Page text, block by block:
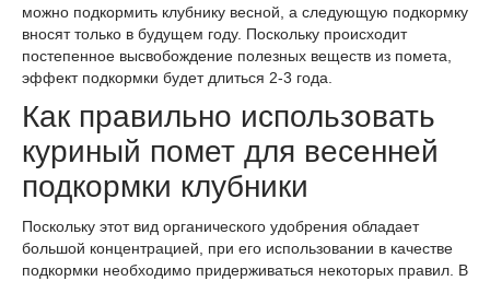
можно подкормить клубнику весной, а следующую подкормку
вносят только в будущем году. Поскольку происходит
постепенное высвобождение полезных веществ из помета,
эффект подкормки будет длиться 2-3 года.
Как правильно использовать
куриный помет для весенней
подкормки клубники
Поскольку этот вид органического удобрения обладает
большой концентрацией, при его использовании в качестве
подкормки необходимо придерживаться некоторых правил. В